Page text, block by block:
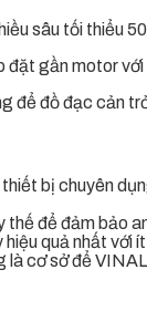
sâu tối thiểu
gần motor
để đồ đạc cản
bị chuyên
để đảm bảo
quả nhất với
cơ sở để